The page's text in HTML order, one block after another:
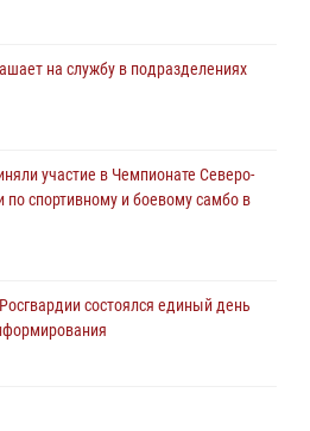
на службу в подразделениях
участие в Чемпионате Северо-
по спортивному и боевому самбо в
состоялся единый день